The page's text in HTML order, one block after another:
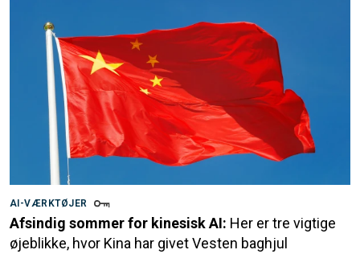
AI-VÆRKTØJER
Afsindig sommer for kinesisk AI: Her er tre vigtige
øjeblikke, hvor Kina har givet Vesten baghjul